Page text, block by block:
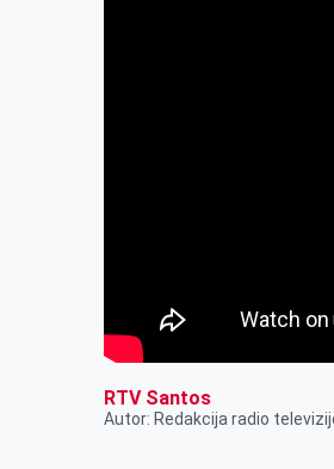
RTV Santos
Autor: Redakcija radio